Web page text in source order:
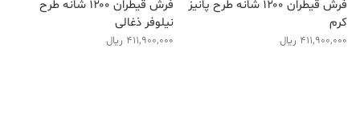
فرش قیطران ۱۲۰۰ شانه طرح پانیز
کرم
411,900,000 ریال
فرش قیطران ۱۲۰۰ شانه طرح
نیلوفر ذغالی
411,900,000 ریال